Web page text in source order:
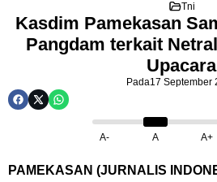
Tni
Kasdim Pamekasan
Pangdam terkait
Upacara
Pada17 September
A- A A+
PAMEKASAN (JURNALIS